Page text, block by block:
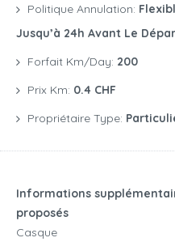
Politique Annulation:
Jusqu’à 24h Avant Le
Forfait Km/day: 200
Prix Km: 0.4 CHF
Propriétaire Type:
Informations
proposés
Casque